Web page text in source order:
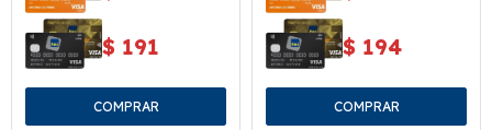
$ 191 $ 194